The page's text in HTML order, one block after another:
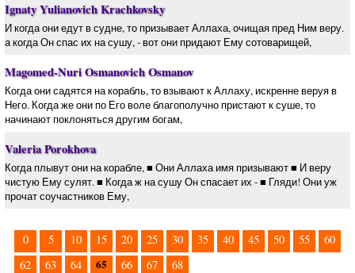
Ignaty Yulianovich Krachkovsky
И когда они едут в судне, то призывает Аллаха, очищая пред Ним веру.
а когда Он спас их на сушу, - вот они придают Ему сотоварищей,
Magomed-Nuri Osmanovich Osmanov
Когда они садятся на корабль, то взывают к Аллаху, искренне веруя в
Него. Когда же они по Его воле благополучно пристают к суше, то
начинают поклоняться другим богам,
Valeria Porokhova
Когда плывут они на корабле, ■ Они Аллаха имя призывают ■ И веру
чистую Ему сулят. ■ Когда ж на сушу Он спасает их - ■ Гляди! Они уж
прочат соучастников Ему,
0 5 10 15 20 25 30 35 40 45 50 55
60
62
63 64 65 66 67 68